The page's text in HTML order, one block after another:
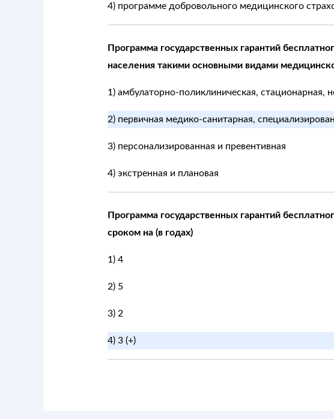
4) программе добровольного медицинского
Программа государственных гарантий
населения такими основными видами
1) амбулаторно-поликлиническая, стационарная,
2) первичная медико-санитарная,
3) персонализированная и превентивная
4) экстренная и плановая
Программа государственных гарантий
сроком на (в годах)
1) 4
2) 5
3) 2
4) 3 (+)